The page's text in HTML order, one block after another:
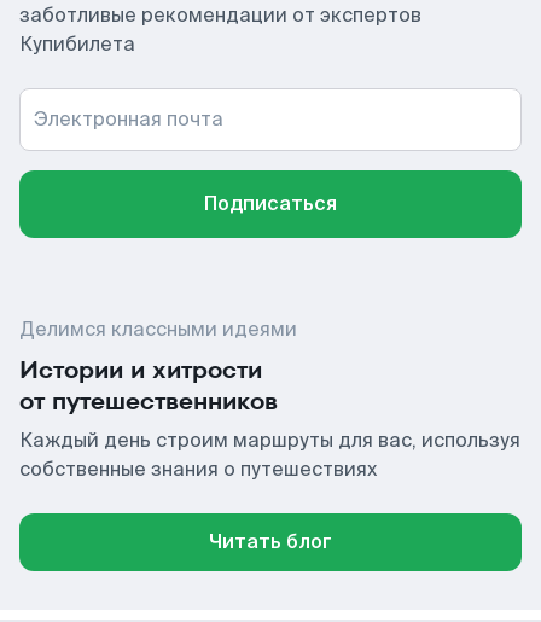
заботливые рекомендации от экспертов
Купибилета
Электронная почта
Подписаться
Делимся классными идеями
Истории и хитрости
от путешественников
Каждый день строим маршруты для вас, используя
собственные знания о путешествиях
Читать блог